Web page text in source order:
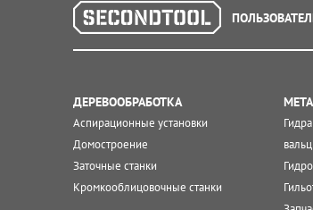
ДЕРЕВООБРАБОТКА
Аспирационные установки
Домостроение
Заточные станки
Кромкооблицовочные станки